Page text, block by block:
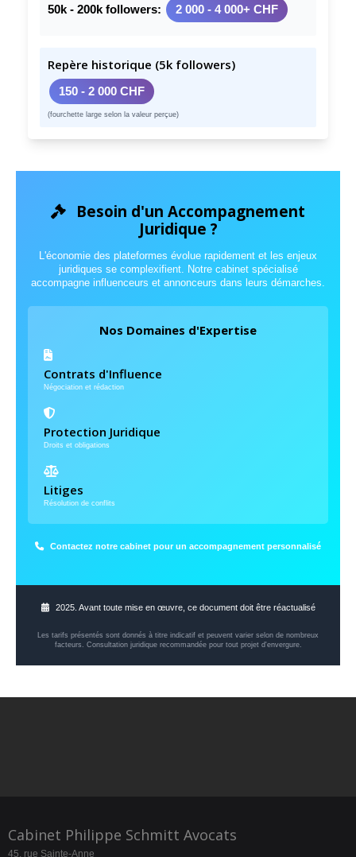
50k - 200k followers: 2 000 - 4 000+ CHF
Repère historique (5k followers)
150 - 2 000 CHF
(fourchette large selon la valeur perçue)
Besoin d'un Accompagnement
Juridique ?
L'économie des plateformes évolue rapidement et les enjeux
juridiques se complexifient. Notre cabinet spécialisé
accompagne influenceurs et annonceurs dans leurs démarches.
Nos Domaines d'Expertise
Contrats d'Influence
Négociation et rédaction
Protection Juridique
Droits et obligations
Litiges
Résolution de conflits
Contactez notre cabinet pour un accompagnement personnalisé
2025. Avant toute mise en œuvre, ce document doit être réactualisé
Les tarifs présentés sont donnés à titre indicatif et peuvent varier selon de nombreux
facteurs. Consultation juridique recommandée pour tout projet d'envergure.
Cabinet Philippe Schmitt Avocats
45, rue Sainte-Anne